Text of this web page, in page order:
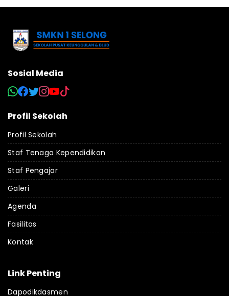
Sosial Media
Profil Sekolah
Profil Sekolah
Staf Tenaga Kependidikan
Staf Pengajar
Galeri
Agenda
Fasilitas
Kontak
Link Penting
Dapodikdasmen